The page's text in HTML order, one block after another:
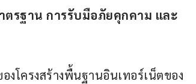
รฐาน การรับมือภัยคุกคาม และ
โครงสร้างพื้นฐานอินเทอร์เน็ตของ